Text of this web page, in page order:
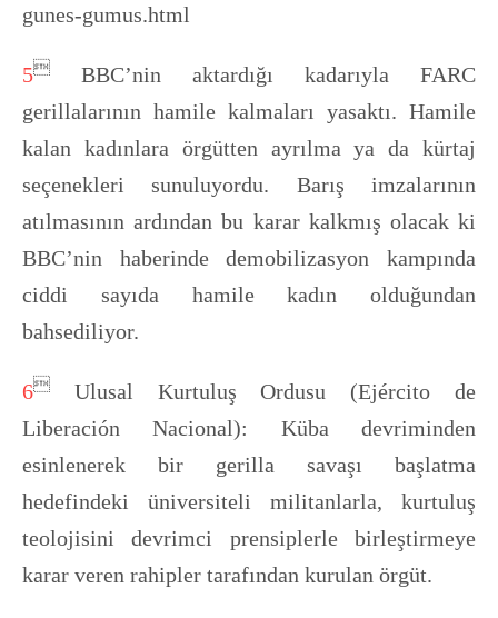
gunes-gumus.html
5
BBC’nin aktardığı kadarıyla FARC
gerillalarının hamile kalmaları yasaktı. Hamile
kalan kadınlara örgütten ayrılma ya da kürtaj
seçenekleri sunuluyordu. Barış imzalarının
atılmasının ardından bu karar kalkmış olacak ki
BBC’nin haberinde demobilizasyon kampında
ciddi sayıda hamile kadın olduğundan
bahsediliyor.
6
Ulusal Kurtuluş Ordusu (Ejército de
Liberación Nacional): Küba devriminden
esinlenerek bir gerilla savaşı başlatma
hedefindeki üniversiteli militanlarla, kurtuluş
teolojisini devrimci prensiplerle birleştirmeye
karar veren rahipler tarafından kurulan örgüt.